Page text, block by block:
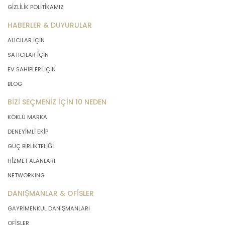
önce veri sahiplerinin bilgisine
sunmakla yükümlüdür. Kişisel veriler
belirtilen meşru ve hukuka uygun
amaçlar dışında işlenmeyecektir..
4. İşlendikleri Amaçla Bağlantılı, Sınırlı
GAYRİMENKUL SATIŞ VE PAZARLAMA
A.Ş. kişisel verileri belirlenen
amaçların gerçekleştirilmesine
amacın gerçekleştirilmesi ile ilgili
olmayan veya ihtiyaç duyulmayan
kaçınacaktır.
GİZLİLİK POLİTİKAMIZ
HABERLER & DUYURULAR
ALICILAR İÇİN
SATICILAR İÇİN
EV SAHİPLERİ İÇİN
BLOG
BİZİ SEÇMENİZ İÇİN 10 NEDEN
KÖKLÜ MARKA
DENEYİMLİ EKİP
GÜÇ BİRLİKTELİĞİ
HİZMET ALANLARI
NETWORKING
DANIŞMANLAR & OFİSLER
GAYRİMENKUL DANIŞMANLARI
OFİSLER